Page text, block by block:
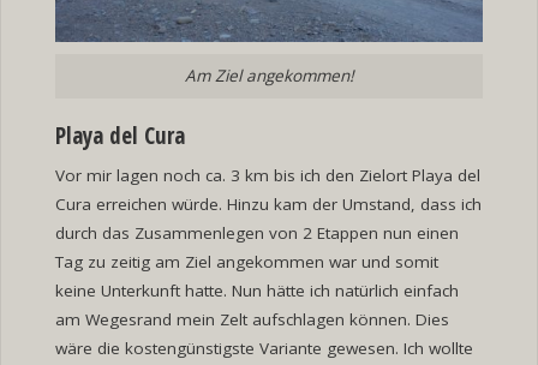
Am Ziel angekommen!
Playa del Cura
Vor mir lagen noch ca. 3 km bis ich den Zielort Playa del
Cura erreichen würde. Hinzu kam der Umstand, dass ich
durch das Zusammenlegen von 2 Etappen nun einen
Tag zu zeitig am Ziel angekommen war und somit
keine Unterkunft hatte. Nun hätte ich natürlich einfach
am Wegesrand mein Zelt aufschlagen können. Dies
wäre die kostengünstigste Variante gewesen. Ich wollte